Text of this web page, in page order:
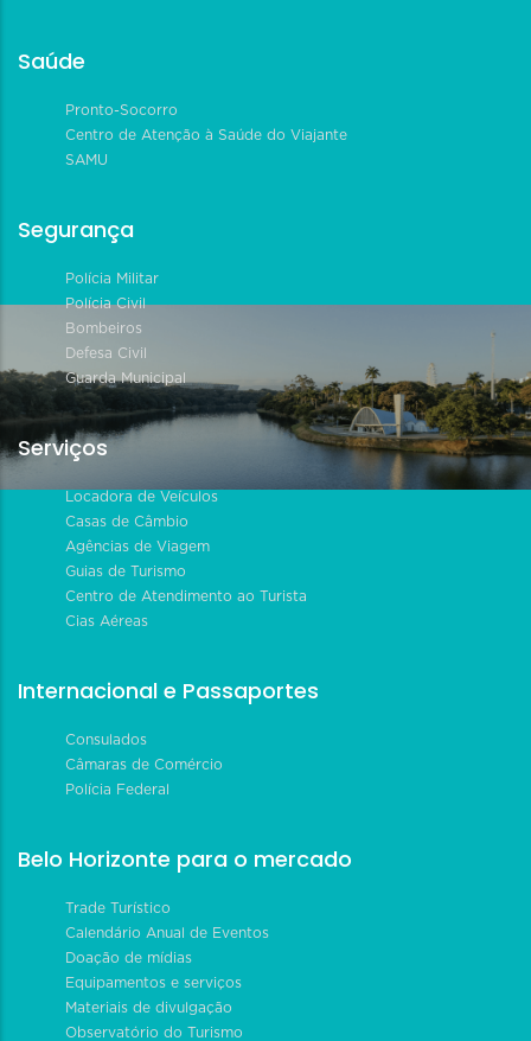
Saúde
Pronto-Socorro
Centro de Atenção à Saúde do Viajante
SAMU
Segurança
Polícia Militar
Polícia Civil
Bombeiros
Defesa Civil
Guarda Municipal
Serviços
Locadora de Veículos
Casas de Câmbio
Agências de Viagem
Guias de Turismo
Centro de Atendimento ao Turista
Cias Aéreas
Internacional e Passaportes
Consulados
Câmaras de Comércio
Polícia Federal
Belo Horizonte para o mercado
Trade Turístico
Calendário Anual de Eventos
Doação de mídias
Equipamentos e serviços
Materiais de divulgação
Observatório do Turismo